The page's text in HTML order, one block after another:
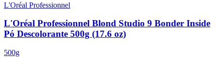
L'Oréal Professionnel
L'Oréal Professionnel Blond Studio 9 Bonder Inside
Pó Descolorante 500g (17.6 oz)
500g